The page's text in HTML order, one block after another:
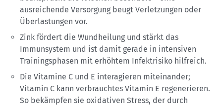
ausreichende Versorgung beugt Verletzungen oder
Überlastungen vor.
Zink fördert die Wundheilung und stärkt das
Immunsystem und ist damit gerade in intensiven
Trainingsphasen mit erhöhtem Infektrisiko hilfreich.
Die Vitamine C und E interagieren miteinander;
Vitamin C kann verbrauchtes Vitamin E regenerieren.
So bekämpfen sie oxidativen Stress, der durch